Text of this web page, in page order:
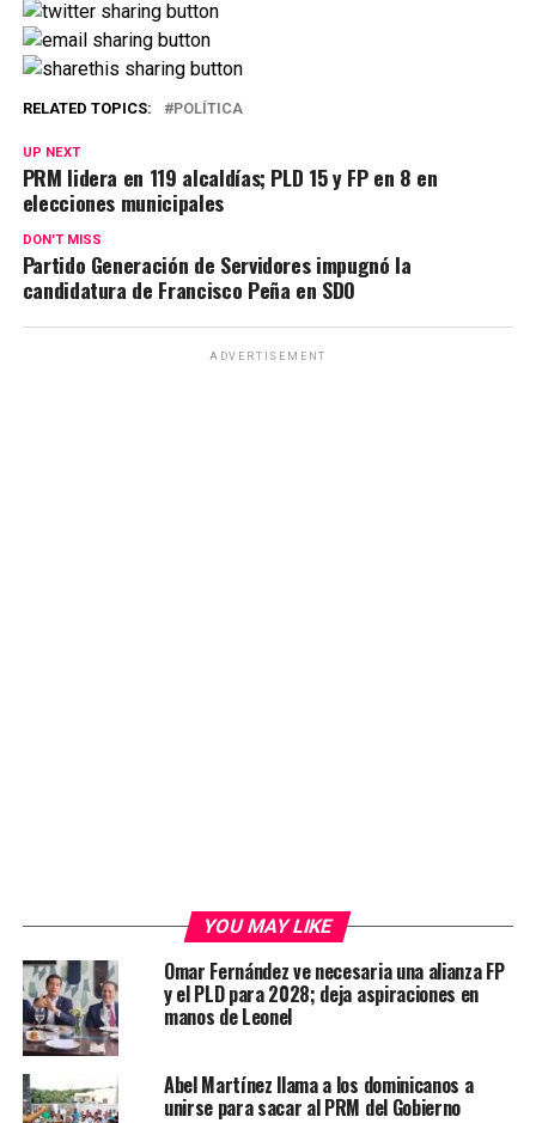
RELATED TOPICS: POLÍTICA
UP NEXT
PRM lidera en 119 alcaldías; PLD 15 y FP en 8 en
elecciones municipales
DON'T MISS
Partido Generación de Servidores impugnó la
candidatura de Francisco Peña en SDO
ADVERTISEMENT
YOU MAY LIKE
Omar Fernández ve necesaria una alianza FP
y el PLD para 2028; deja aspiraciones en
manos de Leonel
Abel Martínez llama a los dominicanos a
unirse para sacar al PRM del Gobierno